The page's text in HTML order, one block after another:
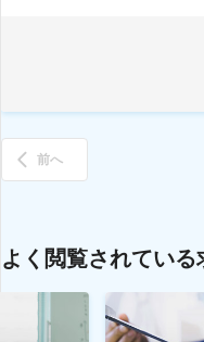
前へ
よく閲覧されている